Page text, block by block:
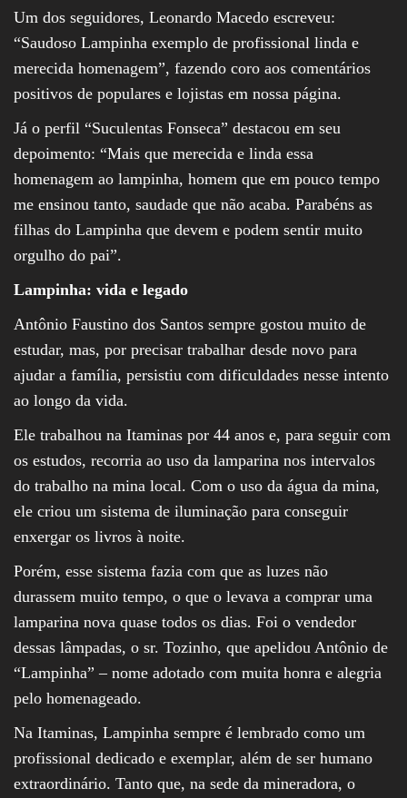
Um dos seguidores, Leonardo Macedo escreveu:
“Saudoso Lampinha exemplo de profissional linda e
merecida homenagem”, fazendo coro aos comentários
positivos de populares e lojistas em nossa página.
Já o perfil “Suculentas Fonseca” destacou em seu
depoimento: “Mais que merecida e linda essa
homenagem ao lampinha, homem que em pouco tempo
me ensinou tanto, saudade que não acaba. Parabéns as
filhas do Lampinha que devem e podem sentir muito
orgulho do pai”.
Lampinha: vida e legado
Antônio Faustino dos Santos sempre gostou muito de
estudar, mas, por precisar trabalhar desde novo para
ajudar a família, persistiu com dificuldades nesse intento
ao longo da vida.
Ele trabalhou na Itaminas por 44 anos e, para seguir com
os estudos, recorria ao uso da lamparina nos intervalos
do trabalho na mina local. Com o uso da água da mina,
ele criou um sistema de iluminação para conseguir
enxergar os livros à noite.
Porém, esse sistema fazia com que as luzes não
durassem muito tempo, o que o levava a comprar uma
lamparina nova quase todos os dias. Foi o vendedor
dessas lâmpadas, o sr. Tozinho, que apelidou Antônio de
“Lampinha” – nome adotado com muita honra e alegria
pelo homenageado.
Na Itaminas, Lampinha sempre é lembrado como um
profissional dedicado e exemplar, além de ser humano
extraordinário. Tanto que, na sede da mineradora, o